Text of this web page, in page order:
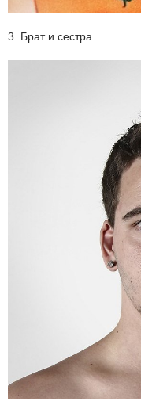
3. Брат и сестра